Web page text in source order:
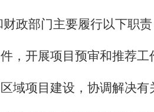
政部门主要履行以下职责
，开展项目预审和推荐工
域项目建设，协调解决有